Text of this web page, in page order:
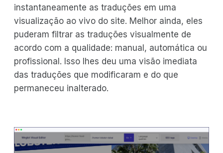
instantaneamente as traduções em uma
visualização ao vivo do site. Melhor ainda, eles
puderam filtrar as traduções visualmente de
acordo com a qualidade: manual, automática ou
profissional. Isso lhes deu uma visão imediata
das traduções que modificaram e do que
permaneceu inalterado.